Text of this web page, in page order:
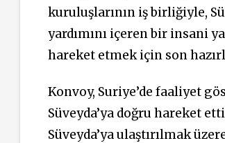
kuruluşlarının iş birliğiyle,
yardımını içeren bir insani
hareket etmek için son
Konvoy, Suriye’de faaliyet
Süveyda’ya doğru hareket
Süveyda’ya ulaştırılmak